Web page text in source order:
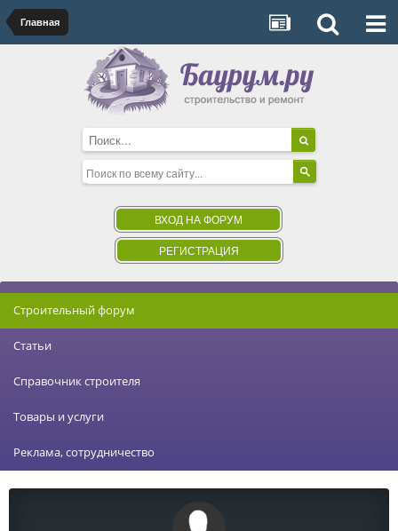
Главная
ВХОД НА ФОРУМ
РЕГИСТРАЦИЯ
Строительный форум
Статьи
Справочник строителя
Товары и услуги
Реклама, сотрудничество